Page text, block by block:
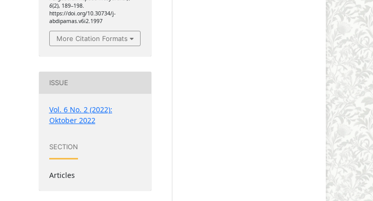
6(2), 189–198.
https://doi.org/10.30734/j-
abdipamas.v6i2.1997
More Citation Formats
ISSUE
Vol. 6 No. 2 (2022):
Oktober 2022
SECTION
Articles